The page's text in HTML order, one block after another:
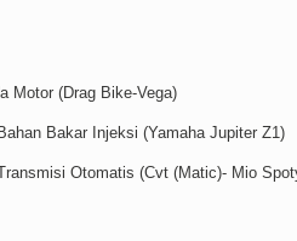
Motor (Drag Bike-Vega)
Bakar Injeksi (Yamaha Jupiter Z1)
Otomatis (Cvt (Matic)- Mio